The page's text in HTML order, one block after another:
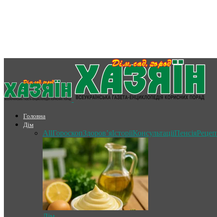
Головна
Дім
AllГороскопЗдоров’яІсторіїКонсультаціїПенсія